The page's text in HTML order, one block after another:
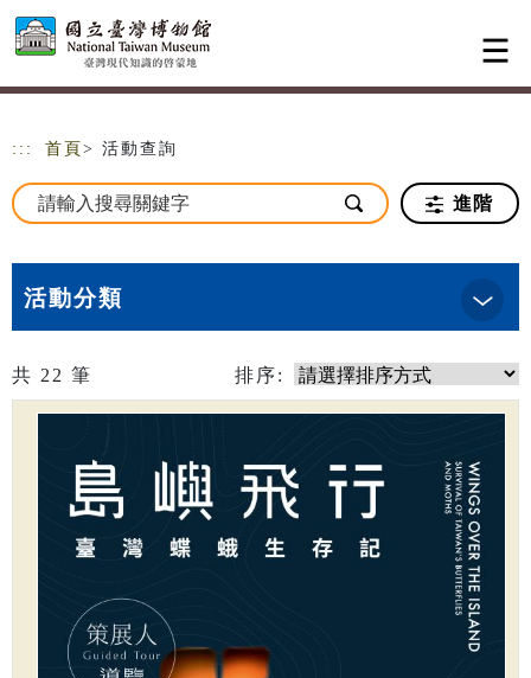
跳到主要內容
網站導覽
::: 首頁 > 活動查詢
進階
活動分類
共 22 筆 排序: